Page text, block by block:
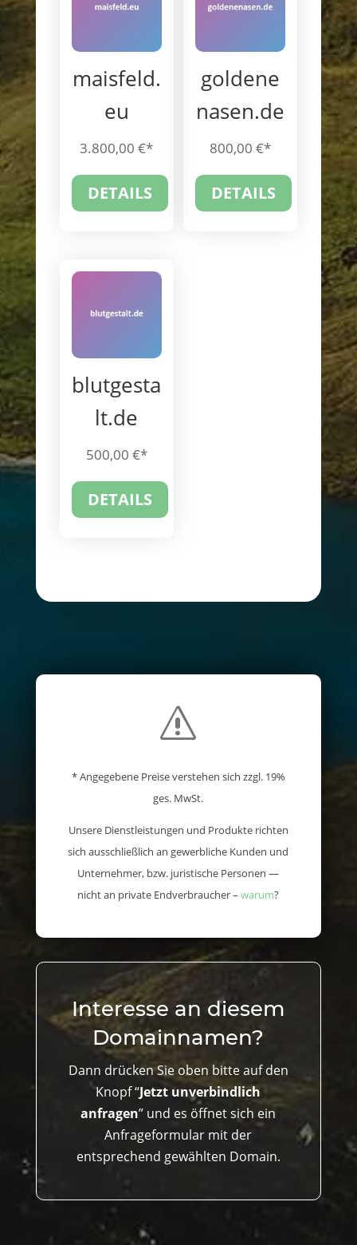
maisfeld.
eu
3.800,00€
DETAILS
goldene
nasen.de
800,00€
DETAILS
blutgesta
lt.de
500,00 €
DETAILS
s
* Angegebene Preise verstehen sich zzgl. 19%
ges. MwSt.
Unsere Dienstleistungen und Produkte richten
sich ausschließlich an gewerbliche Kunden und
Unternehmer, bzw. juristische Personen —
nicht an private Endverbraucher –warum?
Interesse an diesem
Domainnamen?
Dann drücken Sie oben bitte auf den
Knopf “Jetzt unverbindlich
anfragen” und es öffnet sich ein
Anfrageformular mit der
entsprechend gewählten Domain.